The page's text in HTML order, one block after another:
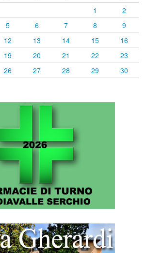
1
2
5 6 7 8
9
12 13 14 15
16
19 20 21 22
23
26 27 28 29
30